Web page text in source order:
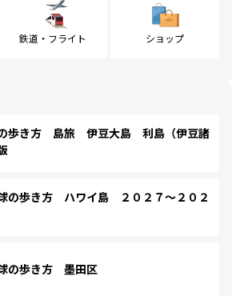
鉄道・フライト ショップ
歩き方 島旅 伊豆大島 利島（伊豆諸
の歩き方 ハワイ島 ２０２７～２０２
の歩き方 墨田区